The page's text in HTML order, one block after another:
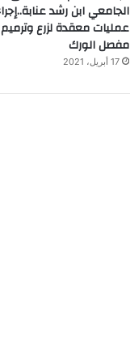
عمليات معقدة لزرع وترميم
مفصل الورك
17 أبريل، 2021